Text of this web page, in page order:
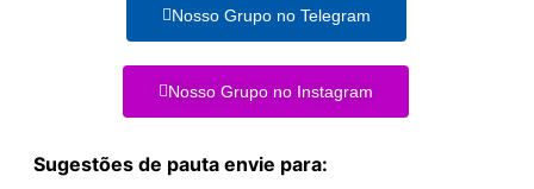
Nosso Grupo no Telegram
Nosso Grupo no Instagram
Sugestões de pauta envie para: